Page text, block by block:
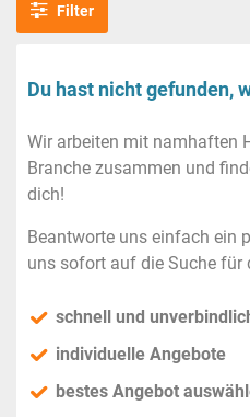
Filter
Du hast nicht gefunden,
Wir arbeiten mit namhaften
Branche zusammen und
dich!
Beantworte uns einfach ein
uns sofort auf die Suche für
schnell und
individuelle Angebote
bestes Angebot